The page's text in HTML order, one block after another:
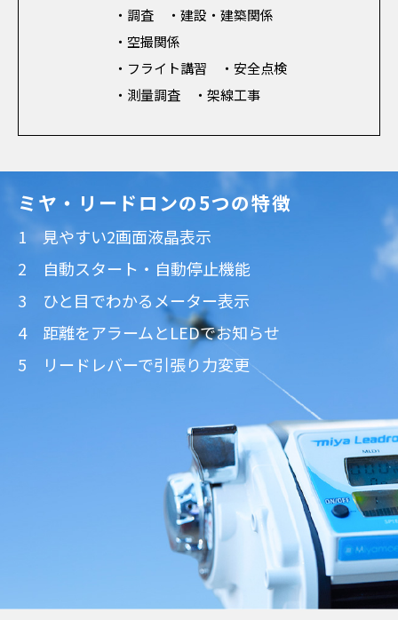
・調査 ・建設・建築関係
・空撮関係
・フライト講習 ・安全点検
・測量調査 ・架線工事
ミヤ・リードロンの5つの特徴
1 見やすい2画面液晶表示
2 自動スタート・自動停止機能
3 ひと目でわかるメーター表示
4 距離をアラームとLEDでお知らせ
5 リードレバーで引張り力変更